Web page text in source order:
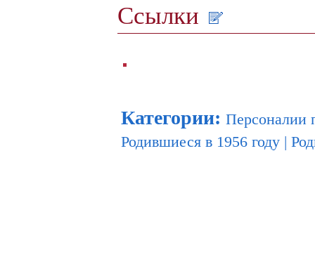
Ссылки
Категории: Персоналии
Родившиеся в 1956 году |